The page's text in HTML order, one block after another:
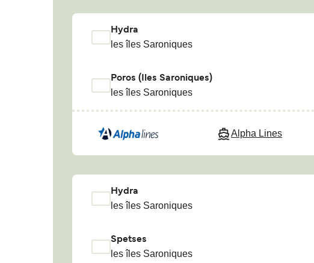
Hydra
les îles Saroniques
Poros (Iles Saroniques)
les îles Saroniques
Alpha Lines
Hydra
les îles Saroniques
Spetses
les îles Saroniques